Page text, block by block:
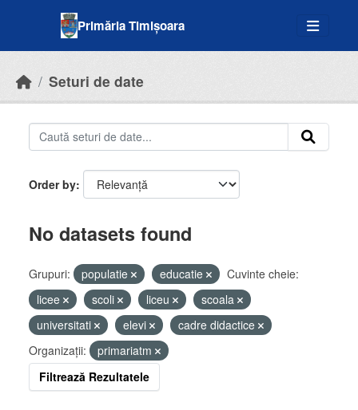
Primăria Timișoara
Seturi de date
Order by
No datasets found
Grupuri: populatie educatie
Cuvinte cheie:
licee
scoli liceu
scoala
universitati
elevi
cadre didactice
Organizații:
primariatm
Filtrează Rezultatele